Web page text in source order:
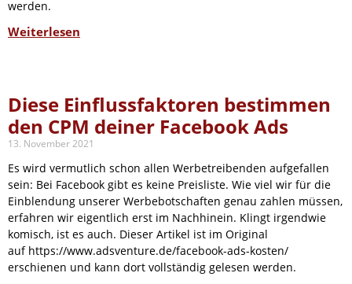
werden.
Weiterlesen
Diese Einflussfaktoren bestimmen
den CPM deiner Facebook Ads
13. November 2021
Es wird vermutlich schon allen Werbetreibenden aufgefallen
sein: Bei Facebook gibt es keine Preisliste. Wie viel wir für die
Einblendung unserer Werbebotschaften genau zahlen müssen,
erfahren wir eigentlich erst im Nachhinein. Klingt irgendwie
komisch, ist es auch. Dieser Artikel ist im Original
auf https://www.adsventure.de/facebook-ads-kosten/
erschienen und kann dort vollständig gelesen werden.